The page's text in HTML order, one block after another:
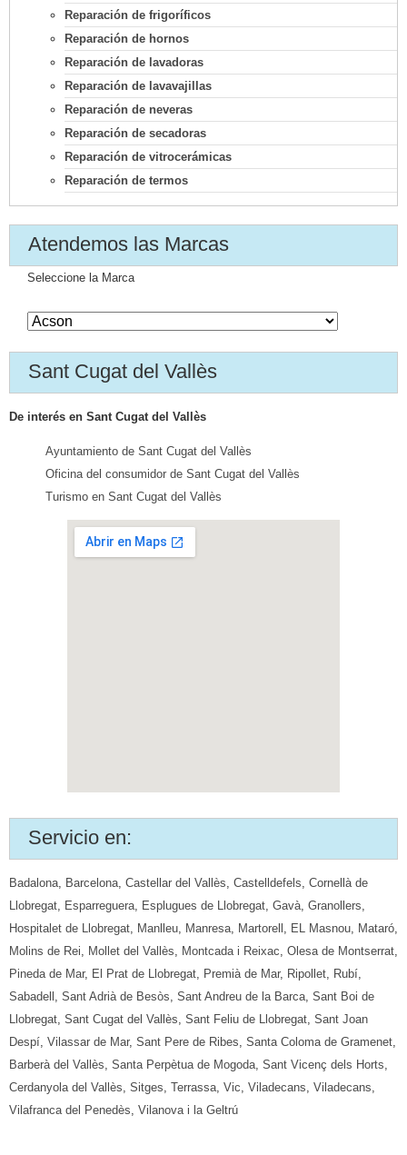
Reparación de frigoríficos
Reparación de hornos
Reparación de lavadoras
Reparación de lavavajillas
Reparación de neveras
Reparación de secadoras
Reparación de vitrocerámicas
Reparación de termos
Atendemos las Marcas
Seleccione la Marca
Sant Cugat del Vallès
De interés en Sant Cugat del Vallès
Ayuntamiento de Sant Cugat del Vallès
Oficina del consumidor de Sant Cugat del Vallès
Turismo en Sant Cugat del Vallès
Servicio en:
Badalona, Barcelona, Castellar del Vallès, Castelldefels, Cornellà de
Llobregat, Esparreguera, Esplugues de Llobregat, Gavà, Granollers,
Hospitalet de Llobregat, Manlleu, Manresa, Martorell , EL Masnou, Mataró,
Molins de Rei, Mollet del Vallès, Montcada i Reixac, Olesa de Montserrat,
Pineda de Mar, El Prat de Llobregat, Premià de Mar, Ripollet, Rubí,
Sabadell , Sant Adrià de Besòs, Sant Andreu de la Barca, Sant Boi de
Llobregat, Sant Cugat del Vallès, Sant Feliu de Llobregat, Sant Joan
Despí, Vilassar de Mar, Sant Pere de Ribes, Santa Coloma de Gramenet,
Barberà del Vallès, Santa Perpètua de Mogoda, Sant Vicenç dels Horts,
Cerdanyola del Vallès, Sitges, Terrassa, Vic, Viladecans, Viladecans,
Vilafranca del Penedès, Vilanova i la Geltrú